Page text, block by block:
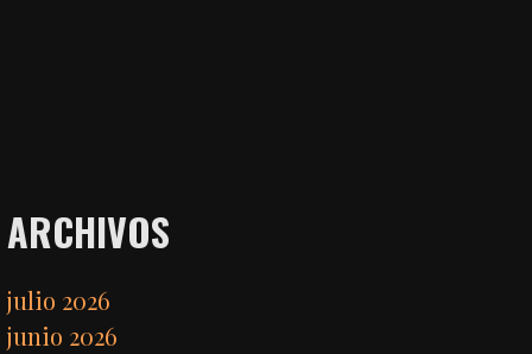
ARCHIVOS
julio 2026
junio 2026